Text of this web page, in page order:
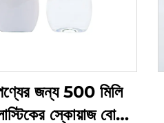
জন্য 500 মিলি
স্কোয়াজ বোতল